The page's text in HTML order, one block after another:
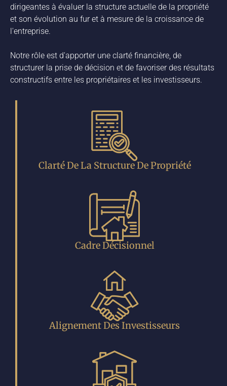
dirigeantes à évaluer la structure actuelle de la propriété
et son évolution au fur et à mesure de la croissance de
l'entreprise.
Notre rôle est d'apporter une clarté financière, de
structurer la prise de décision et de favoriser des résultats
constructifs entre les propriétaires et les investisseurs.
Clarté De La Structure De Propriété
Cadre Décisionnel
Alignement Des Investisseurs